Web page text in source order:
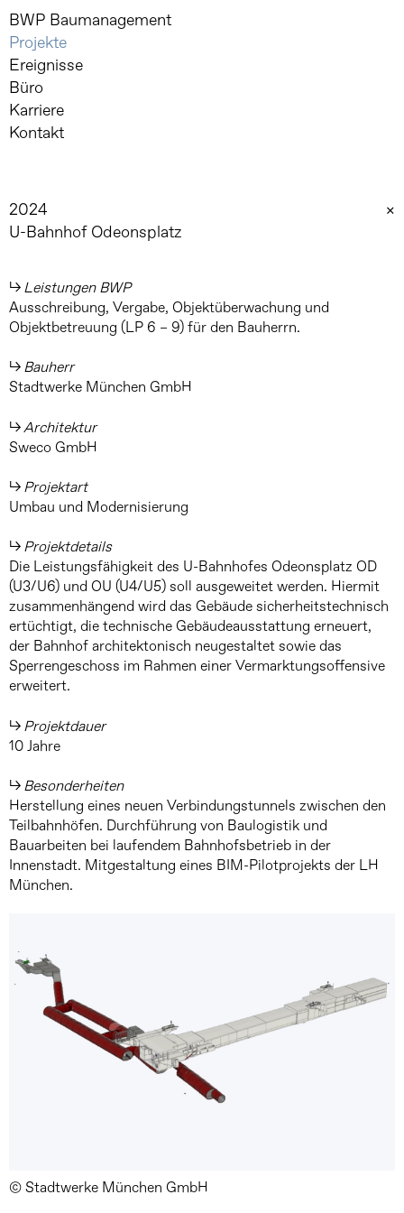
Skip
to
content
Projekte
Ereignisse
Büro
Karriere
Kontakt
BWP Baumanagement
2024
U-Bahnhof Odeonsplatz
×
Leistungen BWP
Ausschreibung, Vergabe, Objektüberwachung und
Objektbetreuung (LP 6 – 9) für den Bauherrn.
Bauherr
Stadtwerke München GmbH
Architektur
Sweco GmbH
Projektart
Umbau und Modernisierung
Projektdetails
Die Leistungsfähigkeit des U-Bahnhofes Odeonsplatz OD
(U3/U6) und OU (U4/U5) soll ausgeweitet werden. Hiermit
zusammenhängend wird das Gebäude sicherheitstechnisch
ertüchtigt, die technische Gebäudeausstattung erneuert,
der Bahnhof architektonisch neugestaltet sowie das
Sperrengeschoss im Rahmen einer Vermarktungsoffensive
erweitert.
Projektdauer
10 Jahre
Besonderheiten
Herstellung eines neuen Verbindungstunnels zwischen den
Teilbahnhöfen. Durchführung von Baulogistik und
Bauarbeiten bei laufendem Bahnhofsbetrieb in der
Innenstadt. Mitgestaltung eines BIM-Pilotprojekts der LH
München.
© Stadtwerke München GmbH